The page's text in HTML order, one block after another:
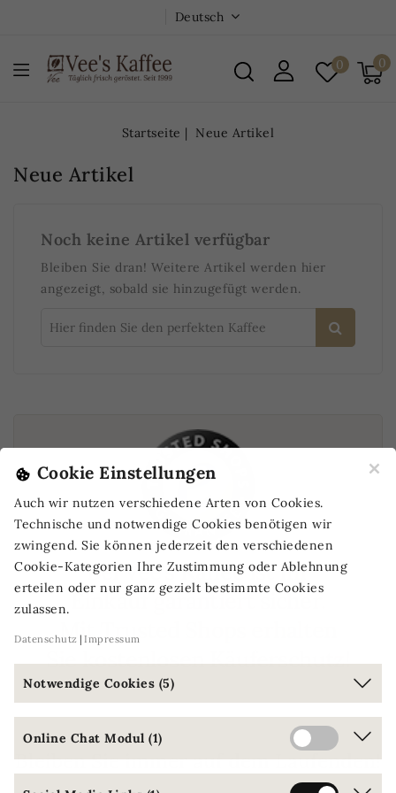
Cookie Einstellungen
Auch wir nutzen verschiedene Arten von Cookies.
Technische und notwendige Cookies benötigen wir
zwingend. Sie können jederzeit den verschiedenen
Cookie-Kategorien Ihre Zustimmung oder Ablehnung
erteilen oder nur ganz gezielt bestimmte Cookies
zulassen.
Datenschutz Impressum
Notwendige Cookies (5)
Online Chat Modul (1)
×
Deutsch
0
0
Startseite Neue Artikel
Neue Artikel
Noch keine Artikel verfügbar
Bleiben Sie dran! Weitere Artikel werden hier
angezeigt, sobald sie hinzugefügt werden.
Bei Vee's Kaffee ist Ihr
Einkauf garantiert sicher.
Mit Trusted Shops erhalten
Sie kostenlosen Käuferschutz!
Bleiben Sie immer auf dem Laufenden!